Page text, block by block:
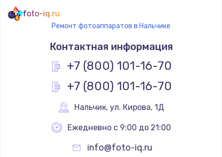
foto-iq.ru
Ремонт фотоаппаратов в Нальчике
Контактная информация
+7 (800) 101-16-70
+7 (800) 101-16-70
Нальчик, ул. Кирова, 1Д
Ежедневно с 9:00 до 21:00
info@foto-iq.ru